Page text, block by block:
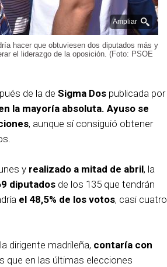
Ampliar
hacer que obtuviesen dos diputados más y
el liderazgo de la oposición. (Foto: PSOE
de la de Sigma Dos publicada por
la mayoría absoluta. Ayuso se
, aunque sí consiguió obtener
y realizado a mitad de abril, la
diputados de los 135 que tendrán
el 48,5% de los votos, casi cuatro
dirigente madrileña, contaría con
que en las últimas elecciones